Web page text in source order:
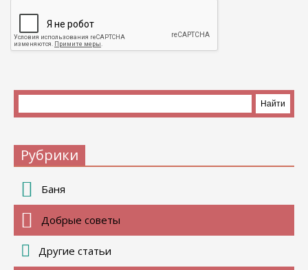
Рубрики
Баня
Добрые советы
Другие статьи